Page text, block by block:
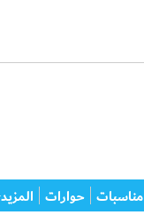
مناسبات حوارات المزيد